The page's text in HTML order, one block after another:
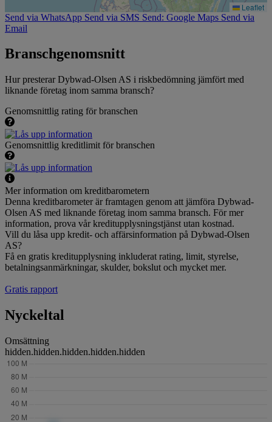
Leaflet
Send via WhatsApp Send via SMS Send: Google Maps Send via
Email
Branschgenomsnitt
Hur presterar Dybwad-Olsen AS i riskbedömning jämfört med
liknande företag inom samma bransch?
Genomsnittlig rating för branschen
Genomsnittlig kreditlimit för branschen
Mer information om kreditbarometern
Denna kreditbarometer är framtagen genom att jämföra Dybwad-
Olsen AS med liknande företag inom samma bransch. För mer
information, prova vår kreditupplysningstjänst utan kostnad.
Vill du låsa upp kredit- och affärsinformation på Dybwad-Olsen
AS?
Få en gratis kreditupplysning inkluderat rating, limit, styrelse,
betalningsanmärkningar, skulder, bokslut och mycket mer.
Gratis rapport
Nyckeltal
Omsättning
hidden.hidden.hidden.hidden.hidden